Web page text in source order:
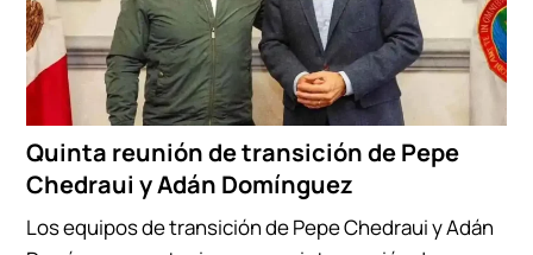
Quinta reunión de transición de Pepe
Chedraui y Adán Domínguez
Los equipos de transición de Pepe Chedraui y Adán